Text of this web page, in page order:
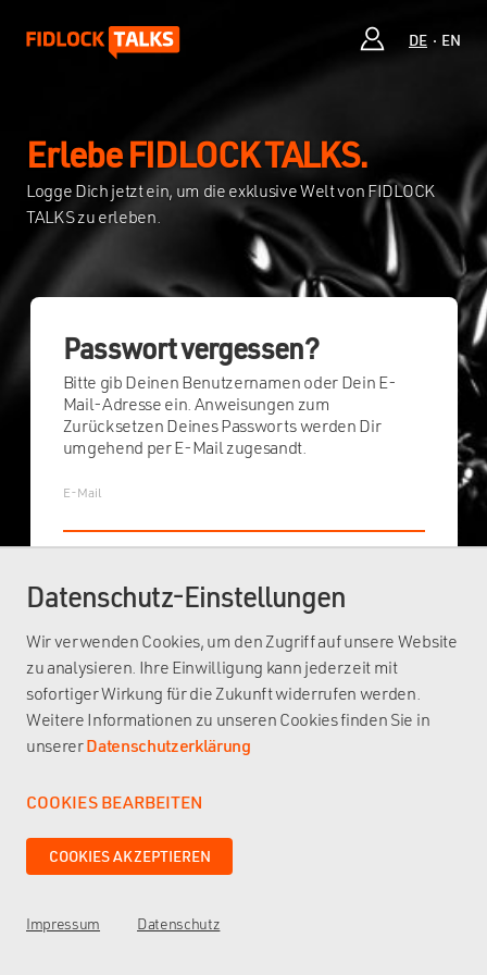
DE EN
Erlebe FIDLOCK TALKS.
Logge Dich jetzt ein, um die exklusive Welt von FIDLOCK
TALKS zu erleben.
Passwort vergessen?
Bitte gib Deinen Benutzernamen oder Dein E-
Mail-Adresse ein. Anweisungen zum
Zurücksetzen Deines Passworts werden Dir
umgehend per E-Mail zugesandt.
E-Mail
ZURÜCK ZUM LOGIN
Impressum Datenschutz
Datenschutz-Einstellungen
Wir verwenden Cookies, um den Zugriff auf unsere Website
zu analysieren. Ihre Einwilligung kann jederzeit mit
sofortiger Wirkung für die Zukunft widerrufen werden.
Weitere Informationen zu unseren Cookies finden Sie in
unserer Datenschutzerklärung
Erforderliche Cookies
Analyse Cookies
Cookie detailsDatenschutz
Impressum
COOKIES BEARBEITEN
COOKIES AKZEPTIEREN